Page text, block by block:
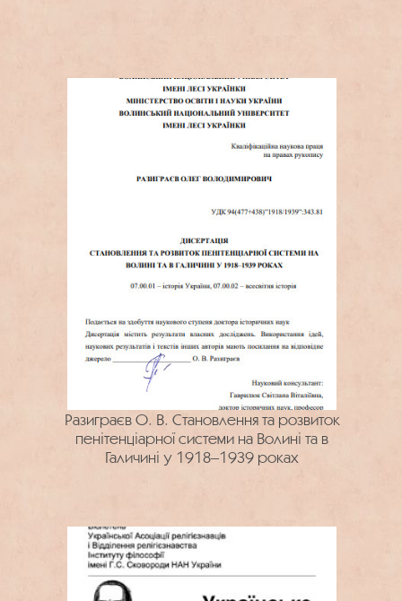
Разиграєв О. В. Становлення та розвиток
пенітенціарної системи на Волині та в
Галичині у 1918‒1939 роках